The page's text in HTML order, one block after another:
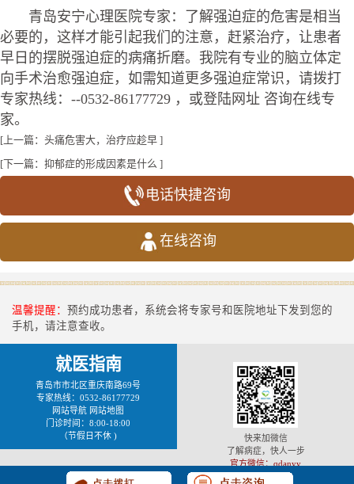
青岛安宁心理医院专家：了解强迫症的危害是相当
必要的，这样才能引起我们的注意，赶紧治疗，让患者
早日的摆脱强迫症的病痛折磨。我院有专业的脑立体定
向手术治愈强迫症，如需知道更多强迫症常识，请拨打
专家热线：--0532-86177729 ，或登陆网址 咨询在线专
家。
[上一篇： 头痛危害大，治疗应趁早 ]
[下一篇： 抑郁症的形成因素是什么 ]
电话快捷咨询
在线咨询
温馨提醒： 预约成功患者，系统会将专家号和医院地址下发到您的
手机，请注意查收。
就医指南
青岛市市北区重庆南路69号
专家热线：0532-86177729
网站导航 网站地图
门诊时间：8:00-18:00
（节假日不休 )
快来加微信
了解病症，快人一步
官方微信：qdanyy